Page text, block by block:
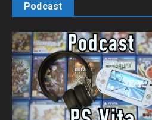
Podcast